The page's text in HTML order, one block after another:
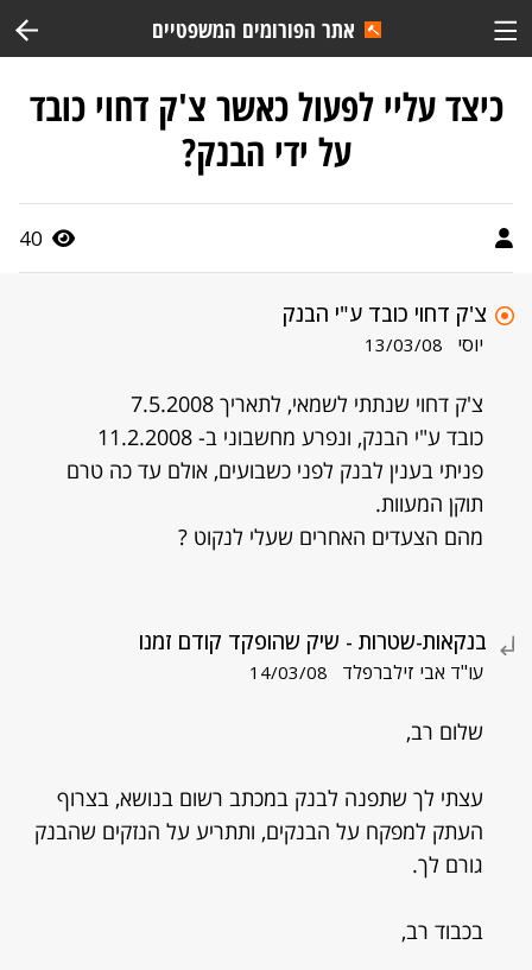
אתר הפורומים המשפטיים
כיצד עליי לפעול כאשר צ'ק דחוי כובד
על ידי הבנק?
40
צ'ק דחוי כובד ע"י הבנק
יוסי 13/03/08
צ'ק דחוי שנתתי לשמאי, לתאריך 7.5.2008
כובד ע"י הבנק, ונפרע מחשבוני ב- 11.2.2008
פניתי בענין לבנק לפני כשבועים, אולם עד כה טרם
תוקן המעוות.
מהם הצעדים האחרים שעלי לנקוט ?
בנקאות-שטרות - שיק שהופקד קודם זמנו
עו"ד אבי זילברפלד 14/03/08
שלום רב,
עצתי לך שתפנה לבנק במכתב רשום בנושא, בצרוף
העתק למפקח על הבנקים, ותתריע על הנזקים שהבנק
גורם לך.
בכבוד רב,